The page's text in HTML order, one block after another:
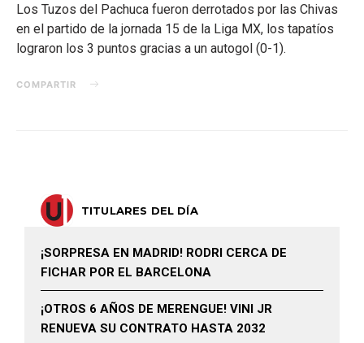
Los Tuzos del Pachuca fueron derrotados por las Chivas
en el partido de la jornada 15 de la Liga MX, los tapatíos
lograron los 3 puntos gracias a un autogol (0-1).
COMPARTIR
TITULARES DEL DÍA
¡SORPRESA EN MADRID! RODRI CERCA DE
FICHAR POR EL BARCELONA
¡OTROS 6 AÑOS DE MERENGUE! VINI JR
RENUEVA SU CONTRATO HASTA 2032